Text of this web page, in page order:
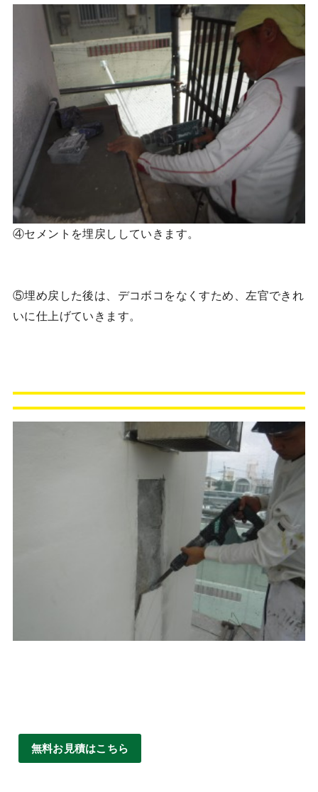
④セメントを埋戻ししていきます。
⑤埋め戻した後は、デコボコをなくすため、左官できれ
いに仕上げていきます。
無料お見積はこちら